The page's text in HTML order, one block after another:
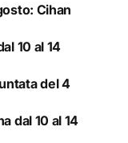
Cihan
10 al 14
del 4
dal 10 al 14